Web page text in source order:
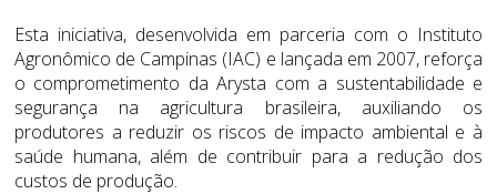
Esta iniciativa, desenvolvida em parceria com o Instituto
Agronômico de Campinas (IAC) e lançada em 2007, reforça
o comprometimento da Arysta com a sustentabilidade e
segurança na agricultura brasileira, auxiliando os
produtores a reduzir os riscos de impacto ambiental e à
saúde humana, além de contribuir para a redução dos
custos de produção.